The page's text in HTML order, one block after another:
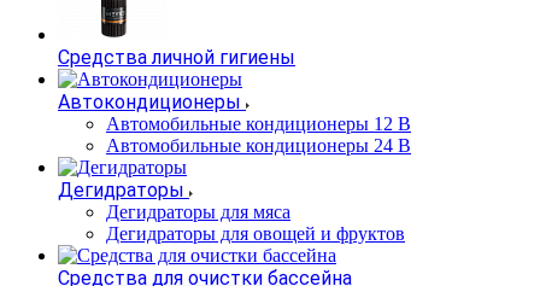
Cредства личной гигиены
Автокондиционеры
Автомобильные кондиционеры 12 В
Автомобильные кондиционеры 24 В
Дегидраторы
Дегидраторы для мяса
Дегидраторы для овощей и фруктов
Средства для очистки бассейна